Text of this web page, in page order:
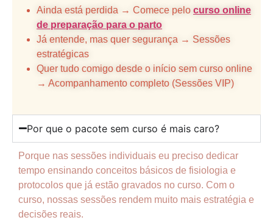
Ainda está perdida → Comece pelo curso online
de preparação para o parto
Já entende, mas quer segurança → Sessões
estratégicas
Quer tudo comigo desde o início sem curso online
→ Acompanhamento completo (Sessões VIP)
Por que o pacote sem curso é mais caro?
Porque nas sessões individuais eu preciso dedicar
tempo ensinando conceitos básicos de fisiologia e
protocolos que já estão gravados no curso. Com o
curso, nossas sessões rendem muito mais estratégia e
decisões reais.